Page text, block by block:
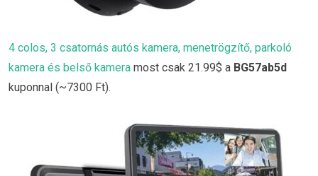
4 colos, 3 csatornás autós kamera, menetrögzítő, parkoló
kamera és belső kamera most csak 21.99$ a BG57ab5d
kuponnal (~7300 Ft).